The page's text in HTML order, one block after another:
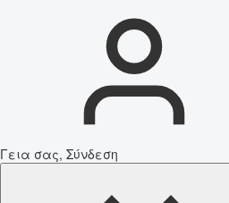
Γεια σας, Σύνδεση